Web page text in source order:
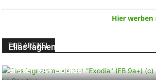
Hier werben
TOP ARTIKEL
Elias Iagnemma klettert „Exodia“:
ersten 9A+ Boulder